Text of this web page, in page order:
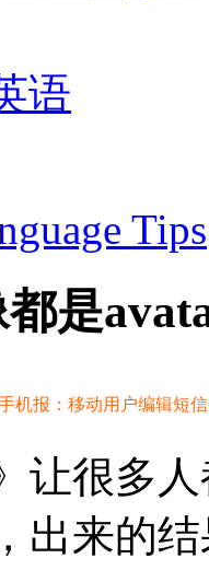
语
Tips
是
机报：移动用户编辑短信
让很多
出来的